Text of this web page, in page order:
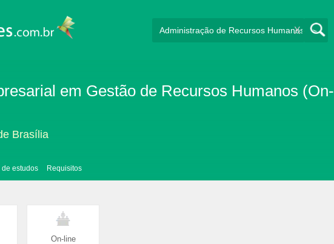
X
em Gestão de Recursos Humanos (On-
Brasília
de estudos Requisitos
On-line